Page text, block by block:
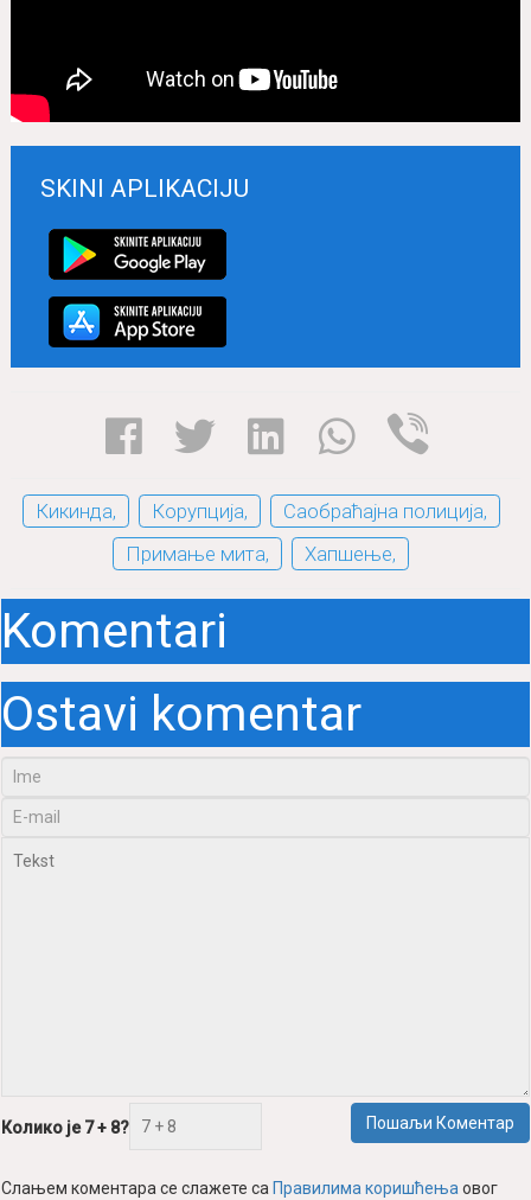
SKINI APLIKACIJU
Кикинда, Корупција,
Саобраћајна полиција,
Примање мита,
Хапшење,
Komentari
Ostavi komentar
Колико је 7 + 8? Пошаљи Коментар
Слањем коментара се слажете са Правилима коришћењаовог